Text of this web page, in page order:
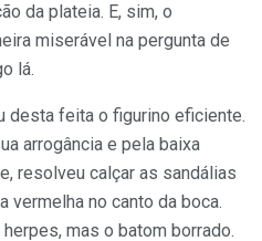
da plateia. E, sim, o
miserável na pergunta de
lá.
desta feita o figurino eficiente.
arrogância e pela baixa
resolveu calçar as sandálias
vermelha no canto da boca.
mas o batom borrado.